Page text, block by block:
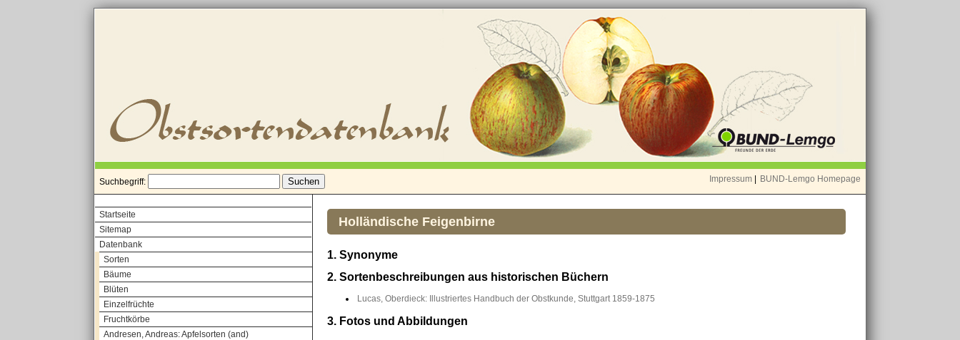
Suchbegriff: Impressum BUND-Lemgo Homepage
Startseite
Sitemap
Datenbank
Sorten
Bäume
Blüten
Einzelfrüchte
Fruchtkörbe
Andresen, Andreas: Apfelsorten (and)
Holländische Feigenbirne
1. Synonyme
2. Sortenbeschreibungen aus historischen Büchern
Lucas, Oberdieck: Illustriertes Handbuch der Obstkunde, Stuttgart 1859-1875
3. Fotos und Abbildungen